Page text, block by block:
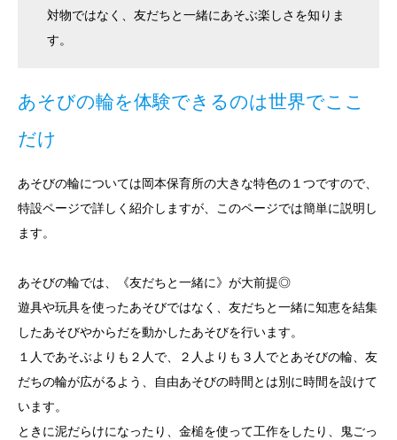
対物ではなく、友だちと一緒にあそぶ楽しさを知りま
す。
あそびの輪を体験できるのは世界でここ
だけ
あそびの輪については岡本保育所の大きな特色の１つですので、
特設ページで詳しく紹介しますが、このページでは簡単に説明し
ます。
あそびの輪では、《友だちと一緒に》が大前提◎
遊具や玩具を使ったあそびではなく、友だちと一緒に知恵を結集
したあそびやからだを動かしたあそびを行います。
１人であそぶよりも２人で、２人よりも３人でとあそびの輪、友
だちの輪が広がるよう、自由あそびの時間とは別に時間を設けて
います。
ときに泥だらけになったり、金槌を使って工作をしたり、鬼ごっ